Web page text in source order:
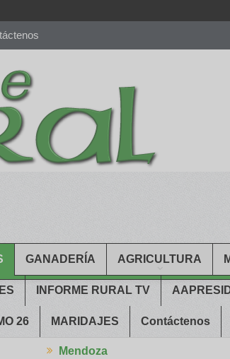
watches for women.patekphilippe.to
GANADERÍA AGRICULTURA
INFORME RURAL TV
26 MARIDAJES Contáctenos